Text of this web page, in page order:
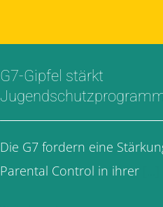
G7-Gipfel stärkt
Die G7 fordern eine
Parental Control in ihrer